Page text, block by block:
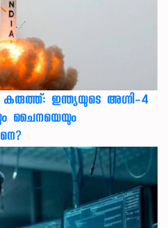
ഇന്ത്യയുടെ അഗ്നി-4
ചൈനയെയും